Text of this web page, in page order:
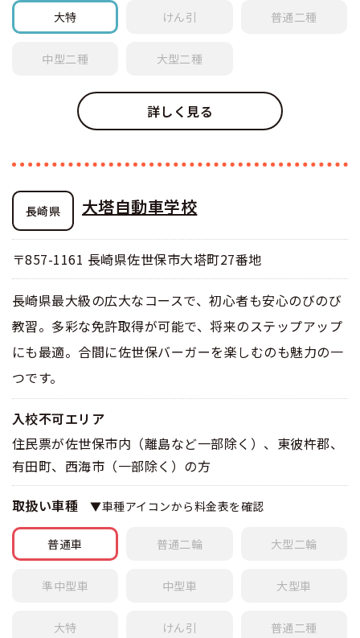
大特 けん引 普通 二種
中型二種 大型二種
詳しく見る
長崎県 大塔自動車学校
〒857-1161 長崎県佐世保市大塔町27番地
長崎県最大級の広大なコースで、初心者も安心のびのび
教習。多彩な免許取得が可能で、将来のステップアップ
にも最適。合間に佐世保バーガーを楽しむのも魅力の一
つです。
入校不可エリア
住民票が佐世保市内（離島など一部除く）、東彼杵郡、
有田町、西海市（一部除く）の方
取扱い車種 ▼車種アイコンから料金表を確認
普通車 普通二輪 大型 二輪
準中型車 中型車 大型車
大特 けん引 普通 二種